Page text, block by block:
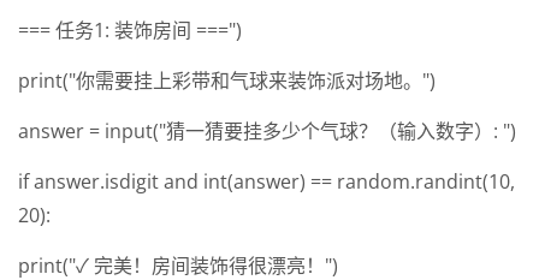
=== 任务1: 装饰房间 ===")
print("你需要挂上彩带和气球来装饰派对场地。")
answer = input("猜一猜要挂多少个气球？（输入数字）: ")
if answer.isdigit and int(answer) == random.randint(10,
20):
print("✓ 完美！房间装饰得很漂亮！")